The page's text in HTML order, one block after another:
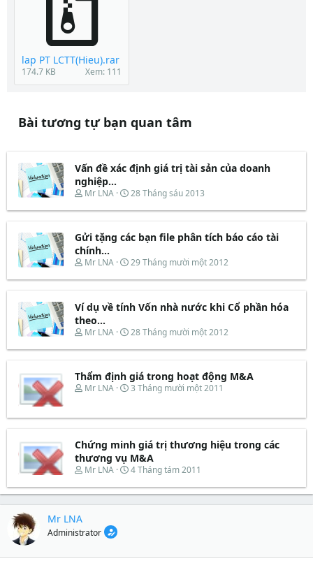
lap PT LCTT(Hieu).rar
174.7 KB Xem: 111
Bài tương tự bạn quan tâm
Vấn đề xác định giá trị tài sản của doanh
nghiệp...
T
r
a
d
s
a
t
r
Mr LNA
N
à
b
t
ầ
28 Tháng sáu 2013
Gửi tặng các bạn file phân tích báo cáo tài
chính...
T
r
a
d
s
a
t
e
Mr LNA
N
à
b
t
ầ
29 Tháng mười một 2012
Ví dụ về tính Vốn nhà nước khi Cổ phần hóa
theo...
T
r
a
d
a
t
e
r
Mr LNA
N
à
b
ắ
ầ
28 Tháng mười một 2012
Thẩm định giá trong hoạt động M&A
T
e
d
s
t
a
r
t
Mr LNA
N
y
ắ
t
đ
ầ
u
3 Tháng mười một 2011
Chứng minh giá trị thương hiệu trong các
thương vụ M&A
T
r
e
s
a
Mr LNA
N
à
y
ầ
4 Tháng tám 2011
Mr LNA
Administrator